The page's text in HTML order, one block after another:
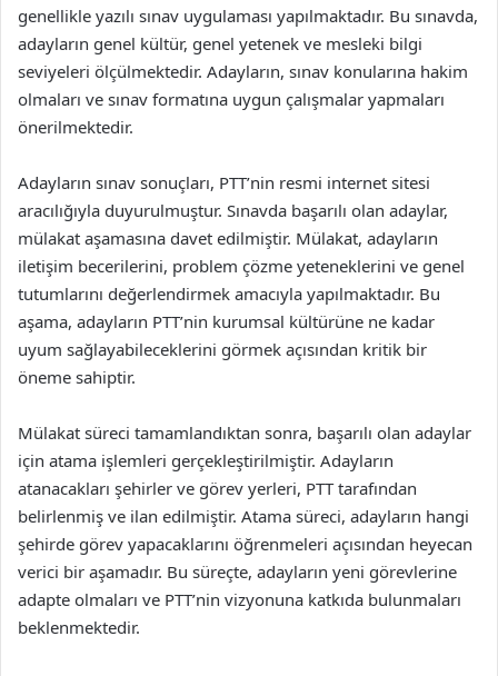
genellikle yazılı sınav uygulaması yapılmaktadır. Bu sınavda,
adayların genel kültür, genel yetenek ve mesleki bilgi
seviyeleri ölçülmektedir. Adayların, sınav konularına hakim
olmaları ve sınav formatına uygun çalışmalar yapmaları
önerilmektedir.
Adayların sınav sonuçları, PTT’nin resmi internet sitesi
aracılığıyla duyurulmuştur. Sınavda başarılı olan adaylar,
mülakat aşamasına davet edilmiştir. Mülakat, adayların
iletişim becerilerini, problem çözme yeteneklerini ve genel
tutumlarını değerlendirmek amacıyla yapılmaktadır. Bu
aşama, adayların PTT’nin kurumsal kültürüne ne kadar
uyum sağlayabileceklerini görmek açısından kritik bir
öneme sahiptir.
Mülakat süreci tamamlandıktan sonra, başarılı olan adaylar
için atama işlemleri gerçekleştirilmiştir. Adayların
atanacakları şehirler ve görev yerleri, PTT tarafından
belirlenmiş ve ilan edilmiştir. Atama süreci, adayların hangi
şehirde görev yapacaklarını öğrenmeleri açısından heyecan
verici bir aşamadır. Bu süreçte, adayların yeni görevlerine
adapte olmaları ve PTT’nin vizyonuna katkıda bulunmaları
beklenmektedir.